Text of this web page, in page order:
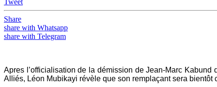
Share
share with Whatsapp
share with Telegram
Apres l’officialisation de la démission de Jean-Marc
Alliés, Léon Mubikayi révèle que son remplaçant sera